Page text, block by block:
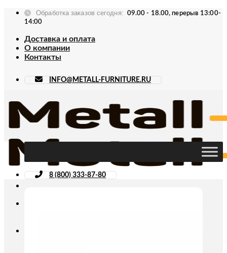
Skip
Обработка заказов сегодня:
09.00 - 18.00, перерыв 13:00-
14:00
Доставка и оплата
О компании
Контакты
INFO@METALL-FURNITURE.RU
8 (800) 333-87-80